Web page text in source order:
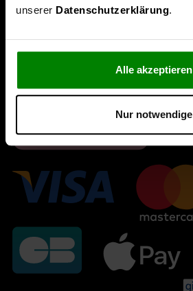
unserer Datenschutzerklärung.
Alle akzeptieren
Nur notwendige